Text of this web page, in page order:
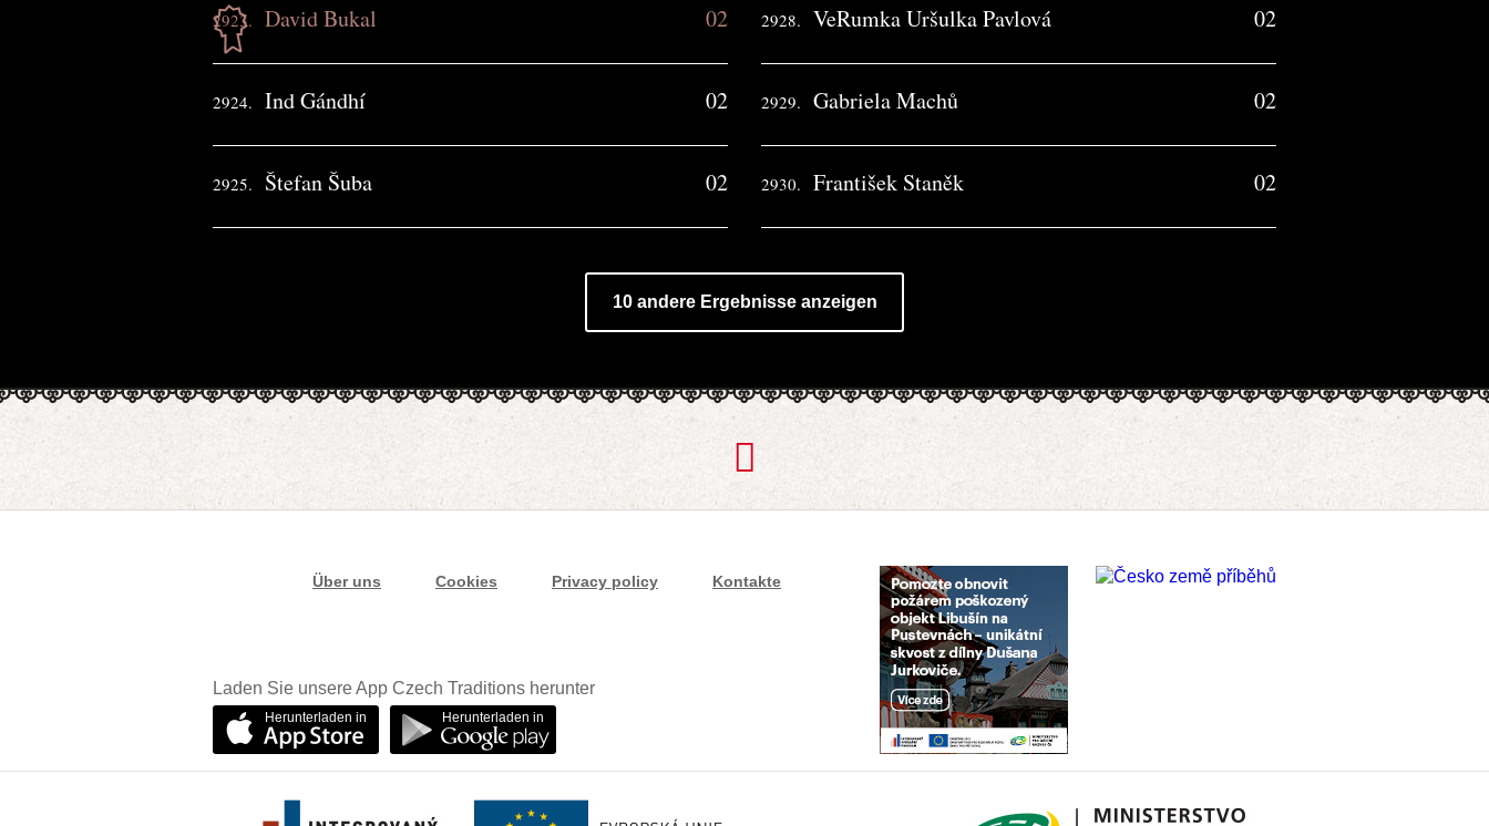
2923. David Bukal 02
2924. Ind Gándhí 02
2925. Štefan Šuba 02
2928. VeRumka Uršulka Pavlová 02
2929. Gabriela Machů 02
2930. František Staněk 02
10 andere Ergebnisse anzeigen
Über uns Cookies Privacy policy Kontakte
Laden Sie unsere App Czech Traditions herunter
Herunterladen in Herunterladen in